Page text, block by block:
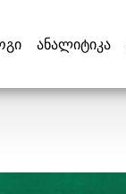
ანალიტიკა